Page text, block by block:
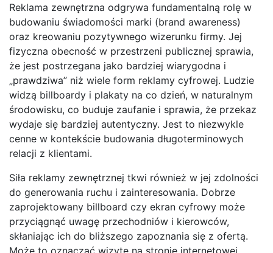
Reklama zewnętrzna odgrywa fundamentalną rolę w
budowaniu świadomości marki (brand awareness)
oraz kreowaniu pozytywnego wizerunku firmy. Jej
fizyczna obecność w przestrzeni publicznej sprawia,
że jest postrzegana jako bardziej wiarygodna i
„prawdziwa” niż wiele form reklamy cyfrowej. Ludzie
widzą billboardy i plakaty na co dzień, w naturalnym
środowisku, co buduje zaufanie i sprawia, że przekaz
wydaje się bardziej autentyczny. Jest to niezwykle
cenne w kontekście budowania długoterminowych
relacji z klientami.
Siła reklamy zewnętrznej tkwi również w jej zdolności
do generowania ruchu i zainteresowania. Dobrze
zaprojektowany billboard czy ekran cyfrowy może
przyciągnąć uwagę przechodniów i kierowców,
skłaniając ich do bliższego zapoznania się z ofertą.
Może to oznaczać wizytę na stronie internetowej,